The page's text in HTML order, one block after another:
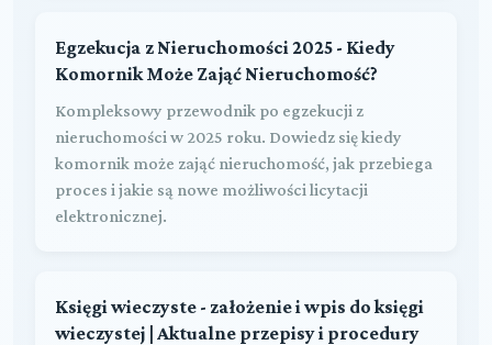
Egzekucja z Nieruchomości 2025 - Kiedy
Komornik Może Zająć Nieruchomość?
Kompleksowy przewodnik po egzekucji z
nieruchomości w 2025 roku. Dowiedz się kiedy
komornik może zająć nieruchomość, jak przebiega
proces i jakie są nowe możliwości licytacji
elektronicznej.
Księgi wieczyste - założenie i wpis do księgi
wieczystej | Aktualne przepisy i procedury